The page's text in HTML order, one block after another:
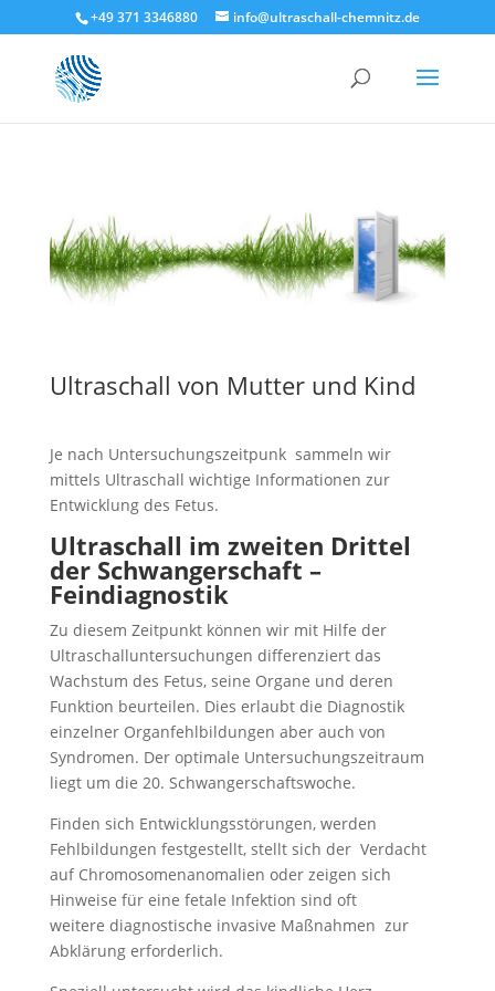
+49 371 3346880 info@ultraschall-chemnitz.de
Ultraschall von Mutter und Kind
Je nach Untersuchungszeitpunk sammeln wir
mittels Ultraschall wichtige Informationen zur
Entwicklung des Fetus.
Ultraschall im zweiten Drittel
der Schwangerschaft –
Feindiagnostik
Zu diesem Zeitpunkt können wir mit Hilfe der
Ultraschalluntersuchungen differenziert das
Wachstum des Fetus, seine Organe und deren
Funktion beurteilen. Dies erlaubt die Diagnostik
einzelner Organfehlbildungen aber auch von
Syndromen. Der optimale Untersuchungszeitraum
liegt um die 20. Schwangerschaftswoche.
Finden sich Entwicklungsstörungen, werden
Fehlbildungen festgestellt, stellt sich der Verdacht
auf Chromosomenanomalien oder zeigen sich
Hinweise für eine fetale Infektion sind oft
weitere diagnostische invasive Maßnahmen zur
Abklärung erforderlich.